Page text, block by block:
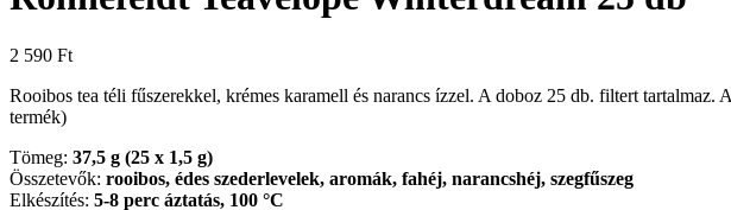
2 590 Ft
Rooibos tea téli fűszerekkel, krémes karamell és narancs ízzel. A doboz 25 db. filtert
termék)
Tömeg: 37,5 g (25 x 1,5 g)
Összetevők: rooibos, édes szederlevelek, aromák, fahéj, narancshéj, szegfűszeg
Elkészítés: 5-8 perc áztatás, 100 °C